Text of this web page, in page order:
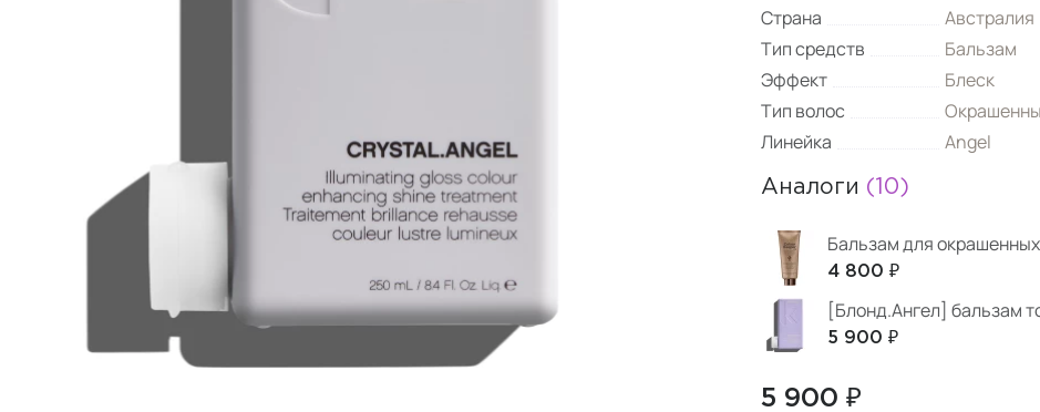
Страна
Австралия
Тип средств
Бальзам
Эффект
Блеск
Тип волос
Линейка
Angel
Аналоги (10)
Бальзам для
4 800 ₽
[Блонд.Ангел] бальзам
5 900 ₽
5 900 ₽